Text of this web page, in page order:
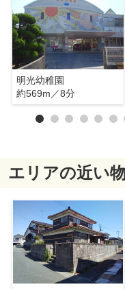
明光幼稚園
約569m／8分
エリアの近い